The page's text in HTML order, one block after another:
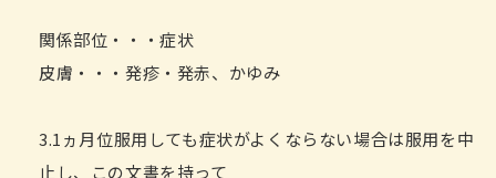
関係部位・・・症状
皮膚・・・発疹・発赤、かゆみ
3.1ヵ月位服用しても症状がよくならない場合は服用を中
止し、この文書を持って